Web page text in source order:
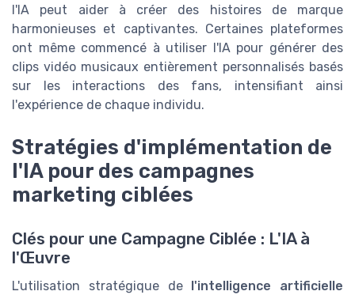
l'IA peut aider à créer des histoires de marque
harmonieuses et captivantes. Certaines plateformes
ont même commencé à utiliser l'IA pour générer des
clips vidéo musicaux entièrement personnalisés basés
sur les interactions des fans, intensifiant ainsi
l'expérience de chaque individu.
Stratégies d'implémentation de
l'IA pour des campagnes
marketing ciblées
Clés pour une Campagne Ciblée : L'IA à
l'Œuvre
L'utilisation stratégique de
l'intelligence artificielle